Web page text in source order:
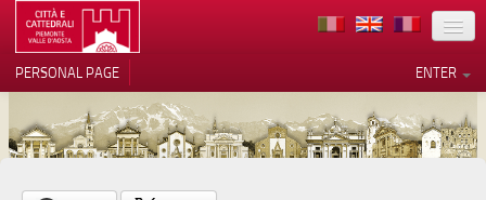
LOCATION
ARCHITECTURE
MUSEUMS
ENTER
PERSONAL PAGE